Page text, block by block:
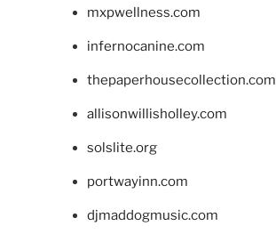
mxpwellness.com
infernocanine.com
thepaperhousecollection.com
allisonwillisholley.com
solslite.org
portwayinn.com
djmaddogmusic.com